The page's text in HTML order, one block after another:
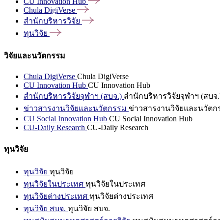
Chula DigiVerse
สำนักบริหารวิจัย
ทุนวิจัย
วิจัยและนวัตกรรม
Chula DigiVerse Chula DigiVerse
CU Innovation Hub CU Innovation Hub
สำนักบริหารวิจัยจุฬาฯ (สบจ.) สำนักบริหารวิจัยจุฬาฯ (สบจ
ข่าวสารงานวิจัยและนวัตกรรม ข่าวสารงานวิจัยและนวัตก
CU Social Innovation Hub CU Social Innovation Hub
CU-Daily Research CU-Daily Research
ทุนวิจัย
ทุนวิจัย ทุนวิจัย
ทุนวิจัยในประเทศ ทุนวิจัยในประเทศ
ทุนวิจัยต่างประเทศ ทุนวิจัยต่างประเทศ
ทุนวิจัย สบจ. ทุนวิจัย สบจ.